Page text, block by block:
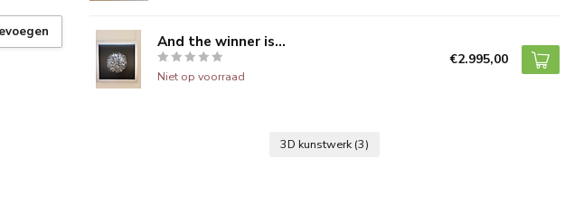
And the winner is…
Niet op voorraad
€2.995,00
3D kunstwerk (3)